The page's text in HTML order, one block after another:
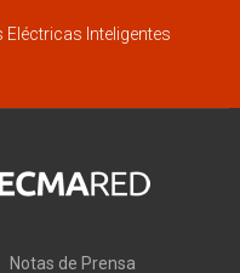
Eléctricas Inteligentes
Notas de Prensa